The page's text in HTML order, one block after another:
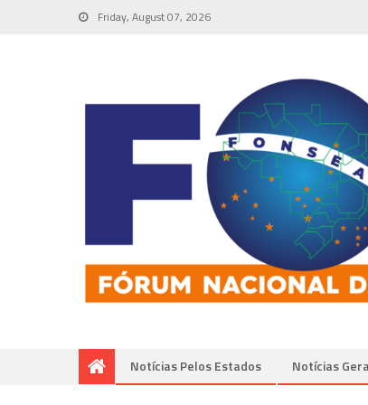
Friday, August 07, 2026
Notícias Pelos Estados Notí­cias